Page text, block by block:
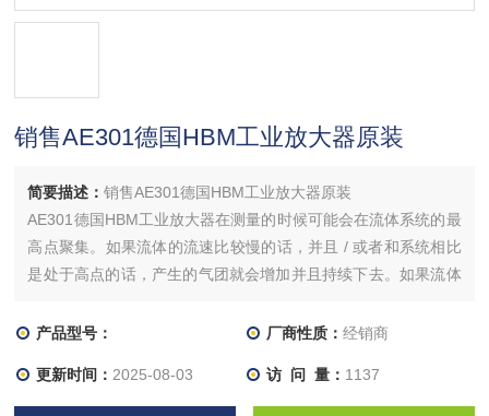
销售AE301德国HBM工业放大器原装
简要描述：销售AE301德国HBM工业放大器原装
AE301德国HBM工业放大器在测量的时候可能会在流体系统的最
高点聚集。如果流体的流速比较慢的话，并且 / 或者和系统相比
是处于高点的话，产生的气团就会增加并且持续下去。如果流体
低处，传感器的上游，安装冷凝阀如果你选择安装冷凝阀的话就
产品型号： 厂商性质： 经销商
更新时间： 2025-08-03 访 问 量： 1137